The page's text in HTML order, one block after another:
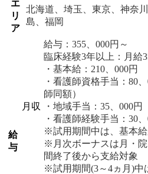
エ
リ
ア
北海道、埼玉、東京、神奈
島、福岡
給
与
月収
給与：355、000円～
臨床経験3年以上：月給
・基本給：210、000円
・看護師資格手当：80
師同額）
・地域手当：35、000円
・看護師経験手当：30、
※試用期間中は、基本給
※月次ボーナスは月・
間終了後から支給対象
※試用期間(3～4ヵ月)中